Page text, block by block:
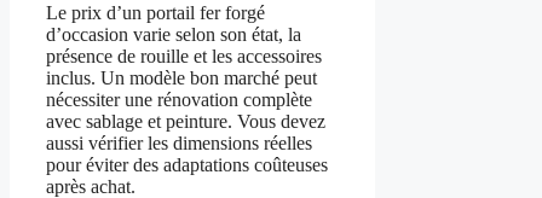
Le prix d’un portail fer forgé
d’occasion varie selon son état, la
présence de rouille et les accessoires
inclus. Un modèle bon marché peut
nécessiter une rénovation complète
avec sablage et peinture. Vous devez
aussi vérifier les dimensions réelles
pour éviter des adaptations coûteuses
après achat.